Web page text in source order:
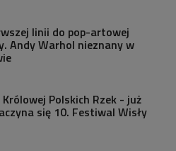
linii do pop-artowej
Andy Warhol nieznany w
Polskich Rzek - już
się 10. Festiwal Wisły